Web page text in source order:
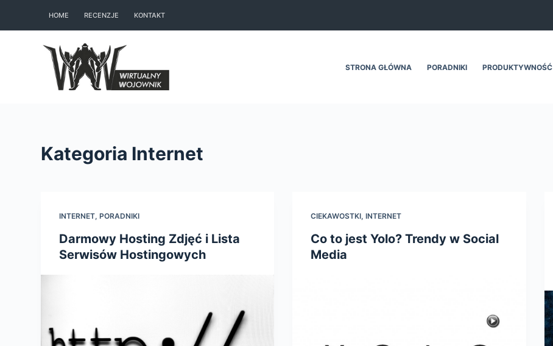
k
HOME RECENZJE KONTAKT
STRONA GŁÓWNA PORADNIKI PRODUKTYWNOŚĆ
Kategoria Internet
INTERNET,PORADNIKI
Darmowy Hosting Zdjęć i Lista
Serwisów Hostingowych
CIEKAWOSTKI,INTERNET
Co to jest Yolo? Trendy w Social
Media